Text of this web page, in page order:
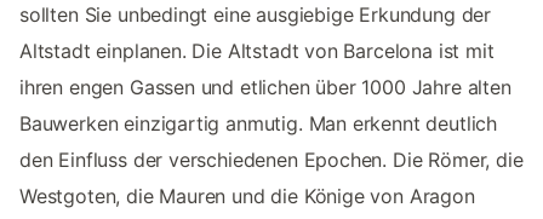
sollten Sie unbedingt eine ausgiebige Erkundung der
Altstadt einplanen. Die Altstadt von Barcelona ist mit
ihren engen Gassen und etlichen über 1000 Jahre alten
Bauwerken einzigartig anmutig. Man erkennt deutlich
den Einfluss der verschiedenen Epochen. Die Römer, die
Westgoten, die Mauren und die Könige von Aragon